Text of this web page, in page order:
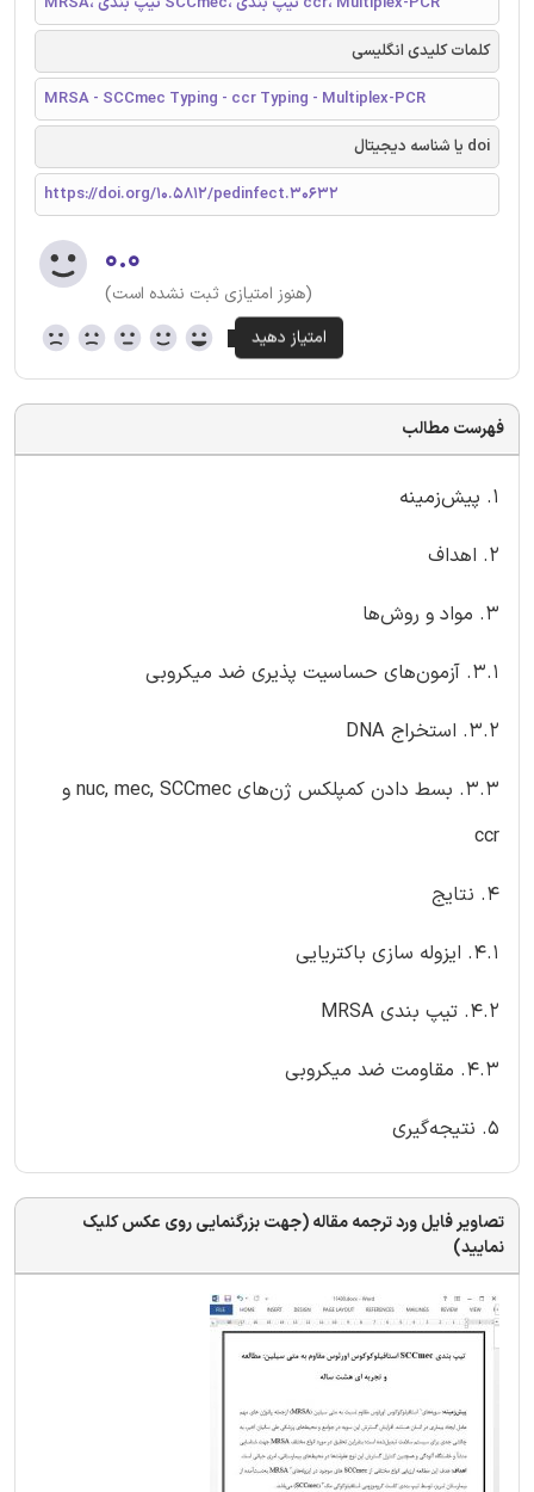
کلمات کلیدی انگلیسی
MRSA - SCCmec Typing - ccr Typing - Multiplex-PCR
doi یا شناسه دیجیتال
https://doi.org/10.5812/pedinfect.30632
۰.۰
(هنوز امتیازی ثبت نشده است)
فهرست مطالب
1. پیش‌زمینه
2. اهداف
3. مواد و روش‌ها
3.1. آزمون‌های حساسیت پذیری ضد میکروبی
3.2. استخراج DNA
3.3. بسط دادن کمپلکس ژن‌های nuc, mec, SCCmec و
ccr
4. نتایج
4.1. ایزوله سازی باکتریایی
4.2. تیپ بندی MRSA
4.3. مقاومت ضد میکروبی
5. نتیجه‌گیری
تصاویر فایل ورد ترجمه مقاله (جهت بزرگنمایی روی عکس کلیک
نمایید)